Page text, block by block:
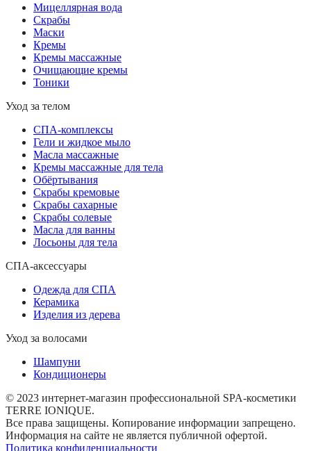
Мицеллярная вода
Скрабы
Маски
Кремы
Кремы массажные
Очищающие кремы
Тоники
Уход за телом
СПА-комплексы
Гели и жидкое мыло
Масла массажные
Кремы массажные для тела
Обёртывания
Скрабы кремовые
Скрабы сахарные
Скрабы солевые
Масла для ванны
Лосьоны для тела
СПА-аксессуары
Одежда для СПА
Керамика
Изделия из дерева
Уход за волосами
Шампуни
Кондиционеры
© 2023 интернет-магазин профессиональной SPA-косметики
TERRE IONIQUE.
Все права защищены. Копирование информации запрещено.
Информация на сайте не является публичной офертой.
Политика конфиденциальности